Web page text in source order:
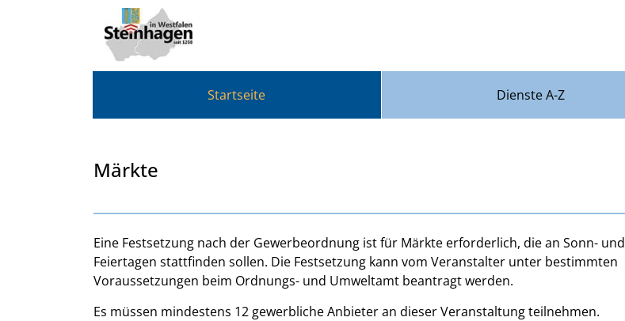
Zum Hauptinhalt springen
Startseite Dienste A-Z
Märkte
Beschreibung
Eine Festsetzung nach der Gewerbeordnung ist für Märkte erforderlich, die an Sonn- und
Feiertagen stattfinden sollen. Die Festsetzung kann vom Veranstalter unter bestimmten
Voraussetzungen beim Ordnungs- und Umweltamt beantragt werden.
Es müssen mindestens 12 gewerbliche Anbieter an dieser Veranstaltung teilnehmen.